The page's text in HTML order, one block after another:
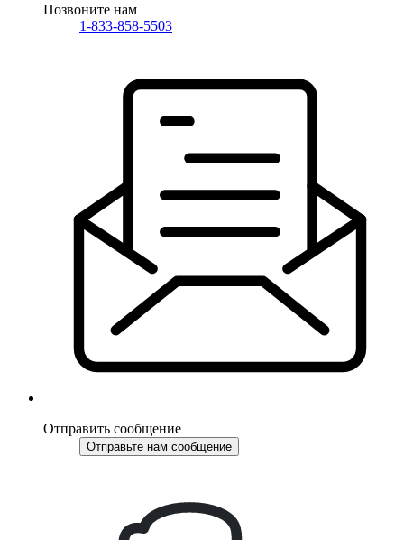
Позвоните нам
1-833-858-5503
Отправить сообщение
Отправьте нам сообщение